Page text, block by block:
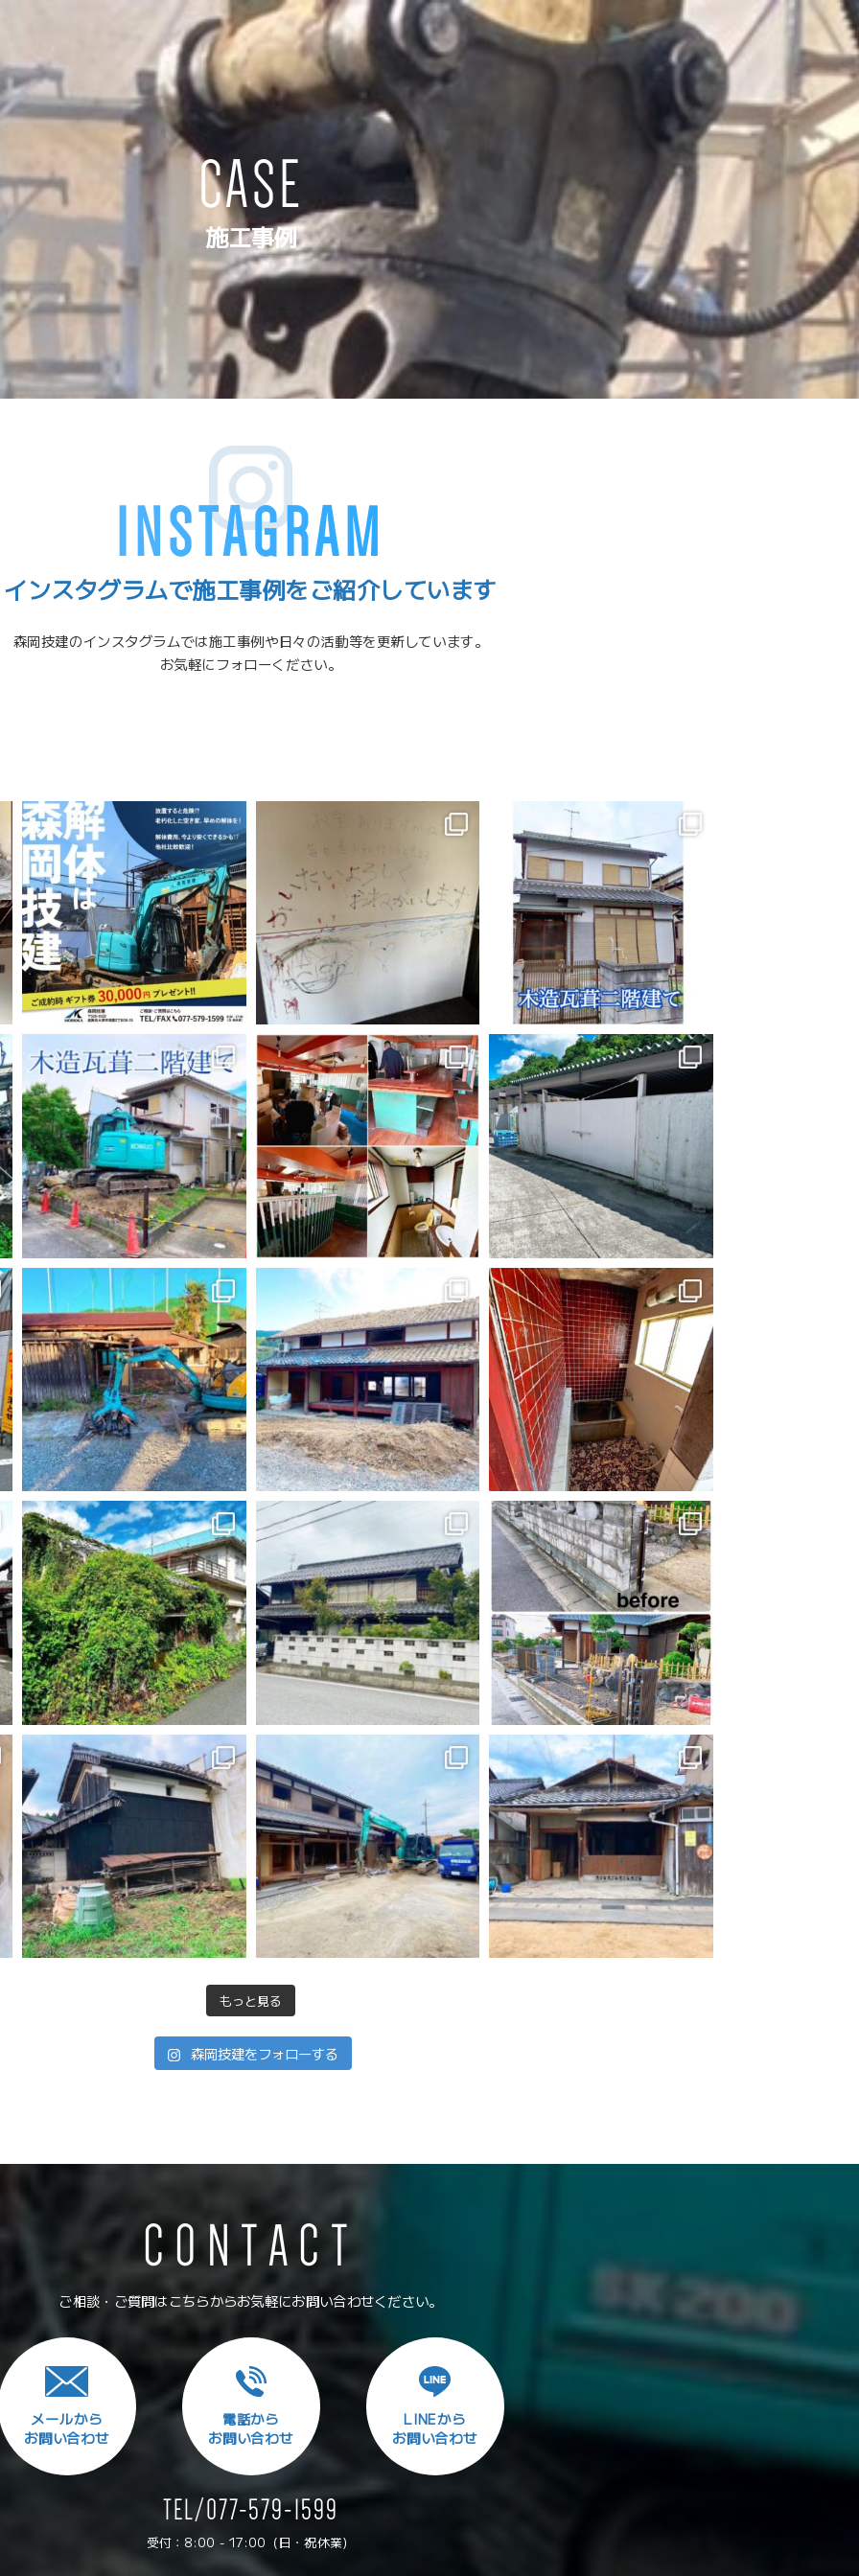
CASE
施工事例
INSTAGRAM
インスタグラムで施工事例をご紹介しています
森岡技建のインスタグラムでは施工事例や日々の活動等を更新しています。
お気軽にフォローください。
もっと見る
森岡技建をフォローする
CONTACT
ご相談・ご質問はこちらからお気軽にお問い合わせください。
メールから
お問い合わせ
電話から
お問い合わせ
LINEから
お問い合わせ
TEL/077-579-1599
受付：8:00 - 17:00（日・祝休業）